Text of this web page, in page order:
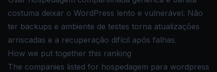
costuma deixar o WordPress lento e vulnerável. Não
ter backups e ambiente de testes torna atualizações
arriscadas e a recuperação difícil após falhas.
How we put together this ranking
The companies listed for hospedagem para wordpress